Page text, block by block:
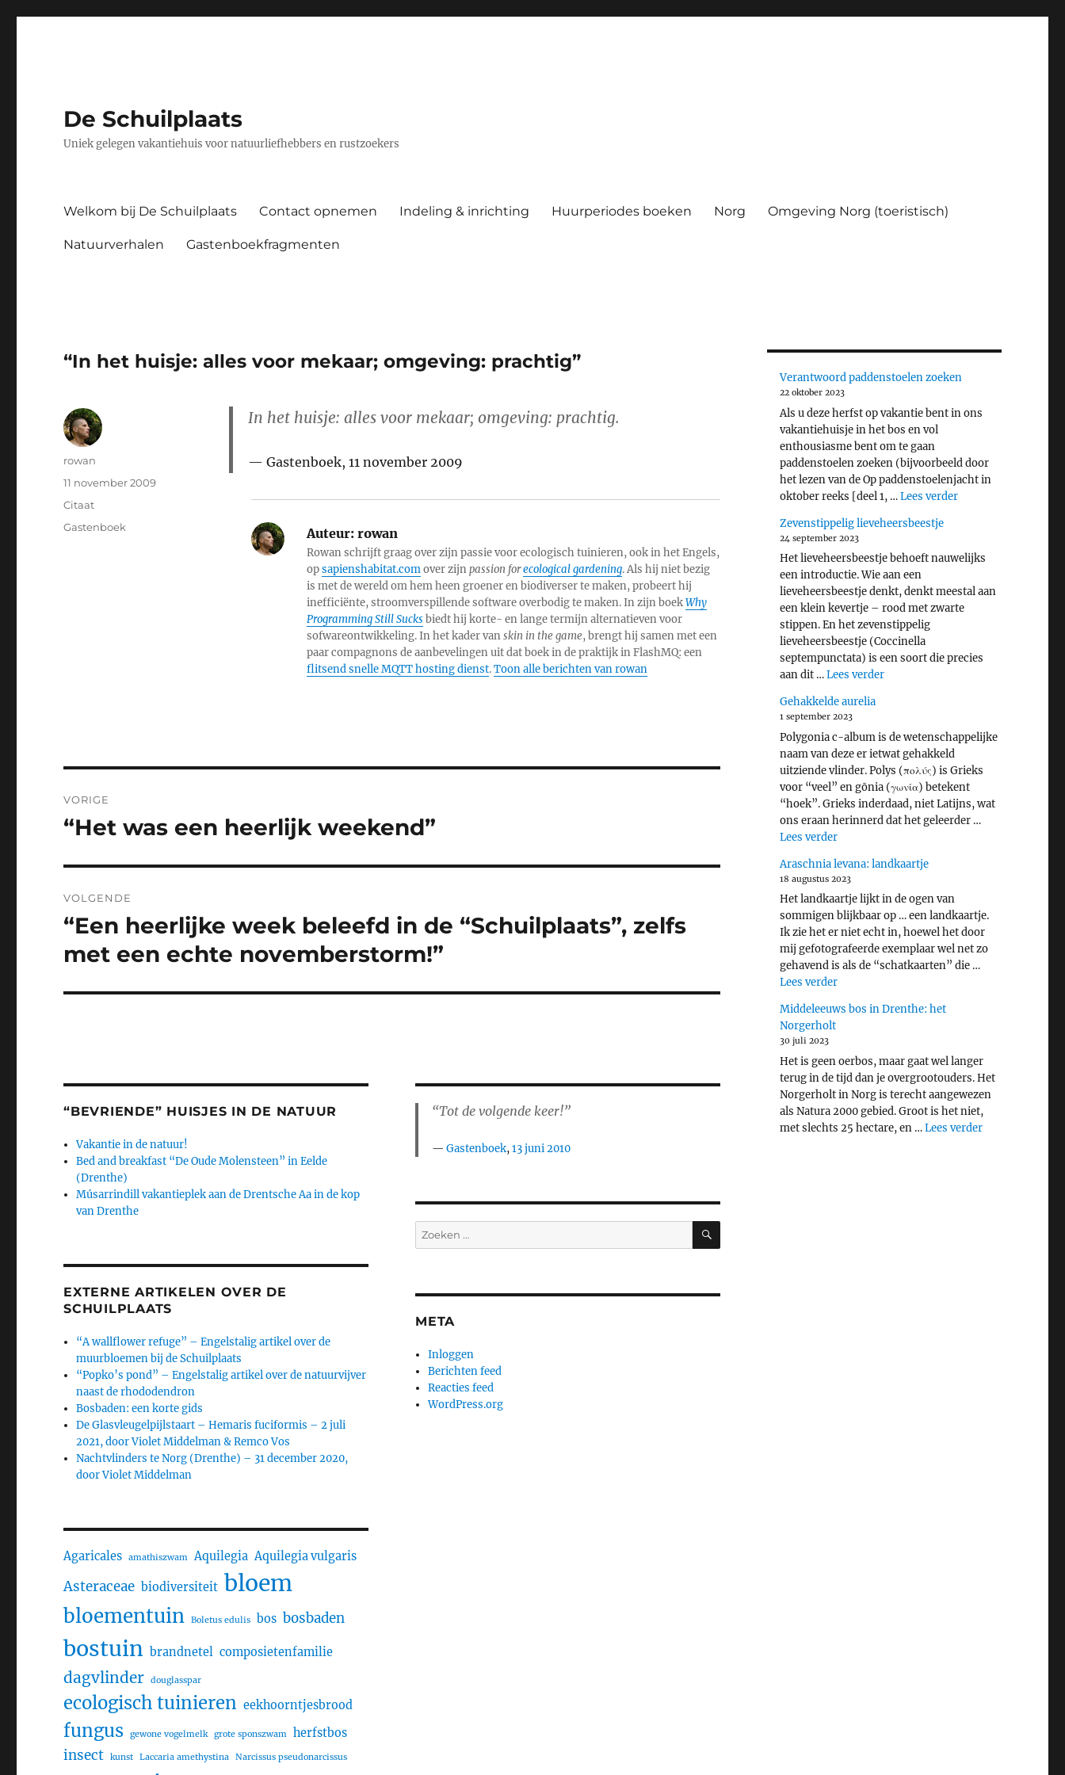
De Schuilplaats
Uniek gelegen vakantiehuis voor natuurliefhebbers en rustzoekers
Welkom bij De Schuilplaats Contact opnemen Indeling & inrichting Huurperiodes boeken Norg Omgeving Norg (toeristisch)
Natuurverhalen Gastenboekfragmenten
“In het huisje: alles voor mekaar; omgeving: prachtig”
In het huisje: alles voor mekaar; omgeving: prachtig.
Gastenboek, 11 november 2009
Auteur:rowan
Rowan schrijft graag over zijn passie voor ecologisch tuinieren, ook in het Engels,
opsapienshabitat.comover zijnpassion forecological gardening. Als hij niet bezig
is met de wereld om hem heen groener en biodiverser te maken, probeert hij
inefficiënte, stroomverspillende software overbodig te maken. In zijn boekWhy
Programming Still Sucks biedt hij korte- en lange termijn alternatieven voor
sofwareontwikkeling. In het kader vanskin in the game, brengt hij samen met een
paar compagnons de aanbevelingen uit dat boek in de praktijk in FlashMQ: een
flitsend snelle MQTT hosting dienst.Toon alle berichten van rowan
Auteur
rowan
Geplaatst
op
11 november 2009
Format
Citaat
Categorieën
Gastenboek
navigatie
VORIGE
Vorig
“Het was een heerlijk weekend”
VOLGENDE
Volgend
bericht:
“Een heerlijke week beleefd in de “Schuilplaats”, zelfs
met een echte novemberstorm!”
“BEVRIENDE” HUISJES IN DE NATUUR
Vakantie in de natuur!
Bed and breakfast “De Oude Molensteen” in Eelde
(Drenthe)
Músarrindill vakantieplek aan de Drentsche Aa in de kop
van Drenthe
EXTERNE ARTIKELEN OVER DE
SCHUILPLAATS
“A wallflower refuge” – Engelstalig artikel over de
muurbloemen bij de Schuilplaats
“Popko’s pond” – Engelstalig artikel over de natuurvijver
naast de rhododendron
Bosbaden: een korte gids
De Glasvleugelpijlstaart – Hemaris fuciformis – 2 juli
2021, door Violet Middelman & Remco Vos
Nachtvlinders te Norg (Drenthe) – 31 december 2020,
door Violet Middelman
Agaricales amathiszwam Aquilegia Aquilegia vulgaris
Asteraceae biodiversiteit bloem
bloementuin Boletus edulis bos bosbaden
bostuin brandnetel composietenfamilie
dagvlinder douglasspar
ecologisch tuinieren eekhoorntjesbrood
fungus gewone vogelmelk grote sponszwam herfstbos
insect kunst Laccaria amethystina Narcissus pseudonarcissus
“Tot de volgende keer!”
Gastenboek,13 juni 2010
Zoeken
naar:
ZOEKEN
META
Inloggen
Berichten feed
Reacties feed
WordPress.org
Verantwoord paddenstoelen zoeken
22 oktober 2023
Als u deze herfst op vakantie bent in ons
vakantiehuisje in het bos en vol
enthousiasme bent om te gaan
paddenstoelen zoeken (bijvoorbeeld door
het lezen van de Op paddenstoelenjacht in
oktober reeks [deel 1, …Lees verder"Verantwoord
Zevenstippelig lieveheersbeestje
24 september 2023
Het lieveheersbeestje behoeft nauwelijks
een introductie. Wie aan een
lieveheersbeestje denkt, denkt meestal aan
een klein kevertje – rood met zwarte
stippen. En het zevenstippelig
lieveheersbeestje (Coccinella
septempunctata) is een soort die precies
aan dit …Lees verder"Zevenstippelig lieveheersbeestje"
Gehakkelde aurelia
1 september 2023
Polygonia c-album is de wetenschappelijke
naam van deze er ietwat gehakkeld
uitziende vlinder. Polys (πολύς) is Grieks
voor “veel” en gōnia (γωνία) betekent
“hoek”. Grieks inderdaad, niet Latijns, wat
ons eraan herinnerd dat het geleerder …
Lees verder"Gehakkelde aurelia"
Araschnia levana: landkaartje
18 augustus 2023
Het landkaartje lijkt in de ogen van
sommigen blijkbaar op … een landkaartje.
Ik zie het er niet echt in, hoewel het door
mij gefotografeerde exemplaar wel net zo
gehavend is als de “schatkaarten” die …
Lees verder"Araschnia levana: landkaartje"
Middeleeuws bos in Drenthe: het
Norgerholt
30 juli 2023
Het is geen oerbos, maar gaat wel langer
terug in de tijd dan je overgrootouders. Het
Norgerholt in Norg is terecht aangewezen
als Natura 2000 gebied. Groot is het niet,
met slechts 25 hectare, en …Lees verder"Middeleeuws